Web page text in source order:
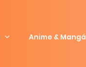
Anime & Mangá